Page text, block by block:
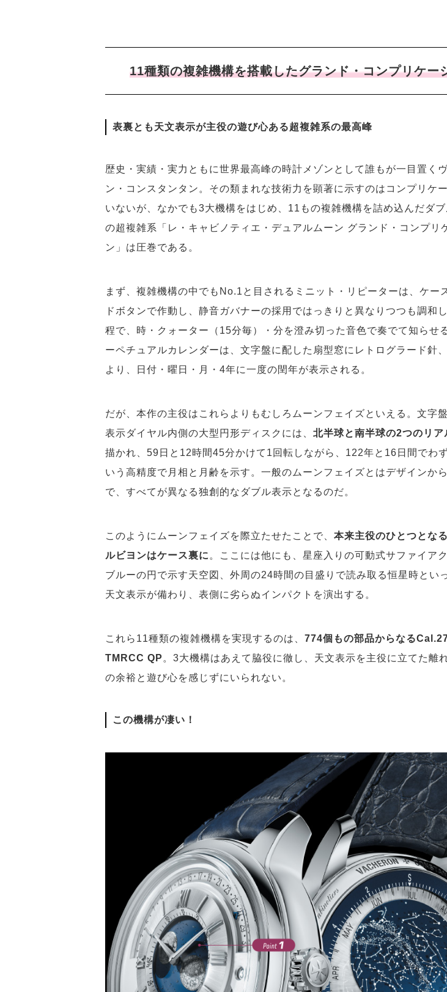
11種類の複雑機構を搭載したグランド・コンプリケー
表裏とも天文表示が主役の遊び心ある超複雑系の最高峰
歴史・実績・実力ともに世界最高峰の時計メゾンとして誰もが一目置く
ン・コンスタンタン。その類まれな技術力を顕著に示すのはコンプリケ
いないが、なかでも3大機構をはじめ、11もの複雑機構を詰め込んだダブ
の超複雑系「レ・キャビノティエ・デュアルムーン グランド・コンプリ
ン」は圧巻である。
まず、複雑機構の中でもNo.1と目されるミニット・リピーターは、ケー
ドボタンで作動し、静音ガバナーの採用ではっきりと異なりつつも調和
程で、時・クォーター（15分毎）・分を澄み切った音色で奏でて知らせ
ーペチュアルカレンダーは、文字盤に配した扇型窓にレトログラード針
より、日付・曜日・月・4年に一度の閏年が表示される。
だが、本作の主役はこれらよりもむしろムーンフェイズといえる。文字
表示ダイヤル内側の大型円形ディスクには、 北半球と南半球の2つのリア
描かれ、59日と12時間45分かけて1回転しながら、122年と16日間でわ
いう高精度で月相と月齢を示す。一般のムーンフェイズとはデザインか
で、すべてが異なる独創的なダブル表示となるのだ。
このようにムーンフェイズを際立たせたことで、 本来主役のひとつとな
ルビヨンはケース裏に 。ここには他にも、星座入りの可動式サファイア
ブルーの円で示す天空図、外周の24時間の目盛りで読み取る恒星時とい
天文表示が備わり、表側に劣らぬインパクトを演出する。
これら11種類の複雑機構を実現するのは、 774個もの部品からなる
TMRCC QP 。3大機構はあえて脇役に徹し、天文表示を主役に立てた離
の余裕と遊び心を感じずにいられない。
この機構が凄い！